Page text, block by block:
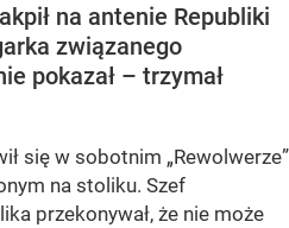
na antenie Republiki
związanego
pokazał – trzymał
się w sobotnim „Rewolwerze”
na stoliku. Szef
przekonywał, że nie może